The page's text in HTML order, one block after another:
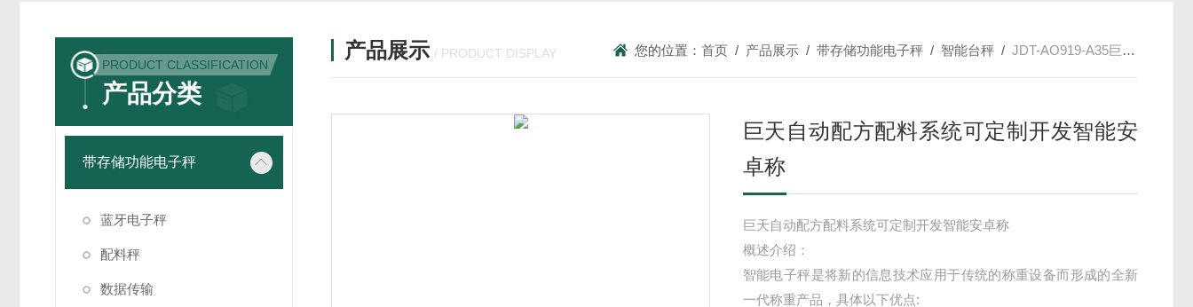
PRODUCT CLASSIFICATION
产品分类
带存储功能电子秤
蓝牙电子秤
配料秤
数据传输
产品展示 / PRODUCT DISPLAY 您的位置：首页 / 产品展示 /带存储功能电子秤 / 智能台秤 /JDT-AO919-A35巨天自动配方配料系统可定制开发智能安卓称
巨天自动配方配料系统可定制开发智能安
卓称
巨天自动配方配料系统可定制开发智能安卓称
概述介绍：
智能电子秤是将新的信息技术应用于传统的称重设备而形成的全新
一代称重产品，具体以下优点: